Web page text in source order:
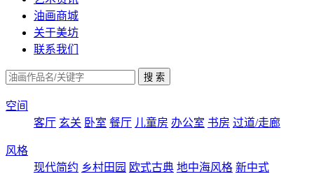
油画商城
关于美坊
联系我们
空间
客厅 玄关 卧室 餐厅 儿童房 办公室 书房 过道/走廊
风格
现代简约 乡村田园 欧式古典 地中海风格 新中式